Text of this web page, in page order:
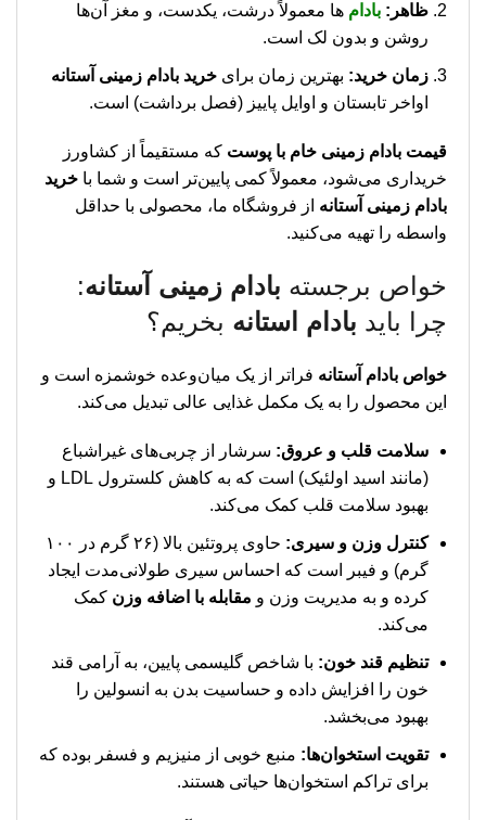
ظاهر: بادام‌ ها معمولاً درشت، یکدست، و مغز آن‌ها
روشن و بدون لک است.
زمان خرید: بهترین زمان برای خرید بادام زمینی آستانه
اواخر تابستان و اوایل پاییز (فصل برداشت) است.
قیمت بادام زمینی خام با پوست که مستقیماً از کشاورز
خریداری می‌شود، معمولاً کمی پایین‌تر است و شما با خرید
بادام زمینی آستانه از فروشگاه ما، محصولی با حداقل
واسطه را تهیه می‌کنید.
خواص برجسته بادام زمینی آستانه:
چرا باید بادام استانه بخریم؟
خواص بادام آستانه فراتر از یک میان‌وعده خوشمزه است و
این محصول را به یک مکمل غذایی عالی تبدیل می‌کند.
سلامت قلب و عروق: سرشار از چربی‌های غیراشباع
(مانند اسید اولئیک) است که به کاهش کلسترول LDL و
بهبود سلامت قلب کمک می‌کند.
کنترل وزن و سیری:
حاوی پروتئین بالا (۲۶ گرم در ۱۰۰
گرم) و فیبر است که احساس سیری طولانی‌مدت ایجاد
کرده و به مدیریت وزن و مقابله با اضافه وزن کمک
می‌کند.
تنظیم قند خون: با شاخص گلیسمی پایین، به آرامی قند
خون را افزایش داده و حساسیت بدن به انسولین را
بهبود می‌بخشد.
تقویت استخوان‌ها: منبع خوبی از منیزیم و فسفر بوده که
برای تراکم استخوان‌ها حیاتی هستند.